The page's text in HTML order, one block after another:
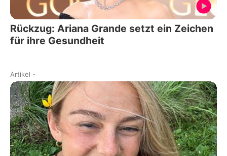
Rückzug: Ariana Grande setzt ein Zeichen
für ihre Gesundheit
Artikel -